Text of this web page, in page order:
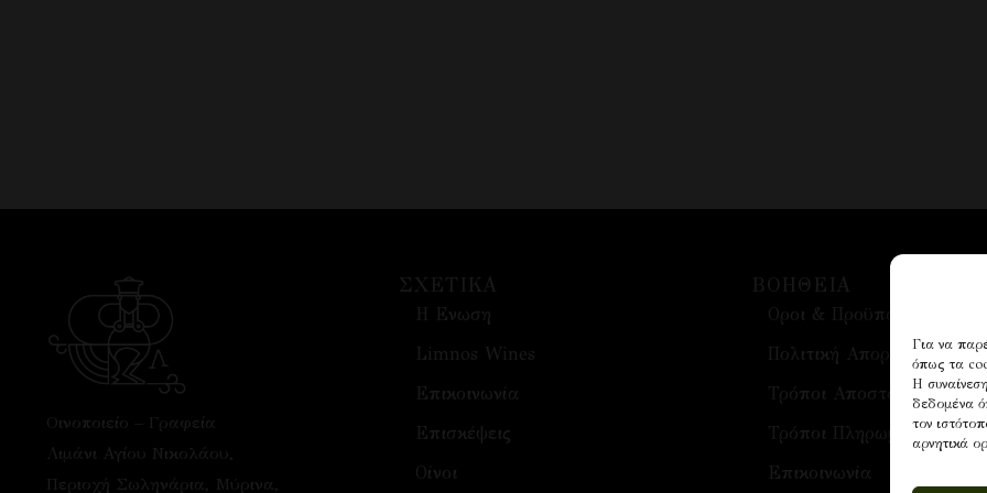
Για να
όπως τα
Η
δεδομένα
τον
αρνητικά
Οινοποιείο – Γραφεία
Λιμάνι Αγίου Νικολάου,
Περιοχή Σωληνάρια, Μύρινα,
ΣΧΕΤΙΚΑ
H Ενωση
Limnos Wines
Επικοινωνία
Επισκέψεις
Οίνοι
ΒΟΗΘΕΙΑ
Οροι & Προϋποθέσεις
Πολιτική Απορρήτου
Τρόποι Αποστολής
Τρόποι Πληρωμής
Επικοινωνία